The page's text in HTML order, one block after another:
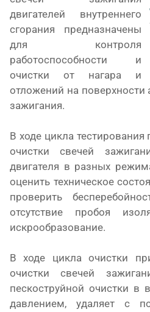
двигателей внутреннего
сгорания предназначены
для контроля
работоспособности и
очистки от нагара и
отложений на поверхности
зажигания.
В ходе цикла
очистки свечей
двигателя в разных
оценить техническое
проверить
отсутствие пробоя
искрообразование.
В ходе цикла очистки
очистки свечей
пескоструйной очистки в
давлением, удаляет с